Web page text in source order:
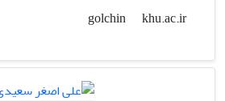
golchin
khu.ac.ir